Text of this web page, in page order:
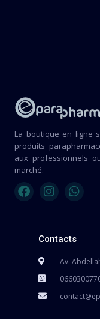
La boutique en ligne
produits
aux professionnels
marché.
Contacts
Av.